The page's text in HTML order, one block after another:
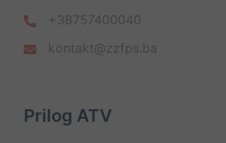
+38757400040
kontakt@zzfps.ba
Prilog ATV